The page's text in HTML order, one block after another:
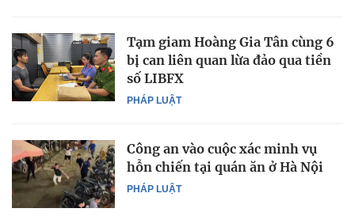
PHÁP LUẬT
Tạm giam Hoàng Gia Tân cùng 6
bị can liên quan lừa đảo qua tiền
số LIBFX
PHÁP LUẬT
Công an vào cuộc xác minh vụ
hỗn chiến tại quán ăn ở Hà Nội